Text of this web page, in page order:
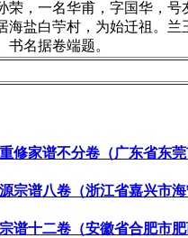
荣，一名华甫，字国华，号
海盐白苧村，为始迁祖。兰
书名据卷端题。
修家谱不分卷（广东省东莞
宗谱八卷（浙江省嘉兴市海
谱十二卷（安徽省合肥市